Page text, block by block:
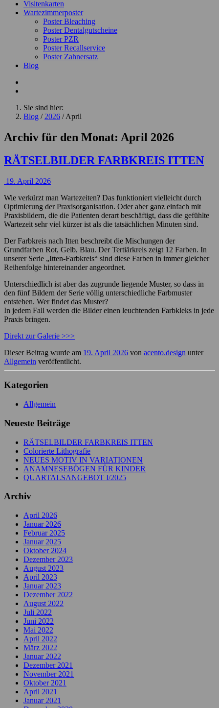
Visitenkarten
Wartezimmerposter
Poster Bleaching
Poster Dentalgutscheine
Poster PZR
Poster Recallservice
Poster Zahnersatz
Blog
Sie sind hier:
Blog / 2026 /April
Archiv für den Monat: April 2026
RÄTSELBILDER FARBKREIS ITTEN
19. April 2026
Wie verkürzt man Wartezeiten? Das funktioniert vielleicht durch
Optimierung der Praxisorganisation. Oder aber ganz einfach mit
Praxisbildern, die die Patienten derart beschäftigt, dass die gefühlte
Wartezeit sehr viel kürzer ist als die tatsächlichen Minuten sind.
Der Farbkreis nach Itten beschreibt die Mischungen der
Grundfarben Rot, Gelb, Blau. Der Tertiärkreis zeigt 12 Farben. In
unserer Serie „Itten-Farbkreis“ sind diese Farben in immer gleicher
Reihenfolge hintereinander angeordnet.
Unterschiedlich ist aber das zugrunde liegende Muster, so dass in
den fünf Bildern der Serie völlig unterschiedliche Farbmuster
entstehen. Wer findet das Muster?
In jedem Fall werden die Bilder einen leuchtenden Farbkleks in jede
Praxis bringen.
Direkt zur Galerie >>>
Dieser Beitrag wurde am 19. April 2026 von acento.design unter
Allgemein veröffentlicht.
Kategorien
Allgemein
Neueste Beiträge
RÄTSELBILDER FARBKREIS ITTEN
Colorierte Lithografie
NEUES MOTIV IN VARIATIONEN
ANAMNESEBÖGEN FÜR KINDER
QUARTALSANGEBOT I/2025
Archiv
April 2026
Januar 2026
Februar 2025
Januar 2025
Oktober 2024
Dezember 2023
August 2023
April 2023
Januar 2023
Dezember 2022
August 2022
Juli 2022
Juni 2022
Mai 2022
April 2022
März 2022
Januar 2022
Dezember 2021
November 2021
Oktober 2021
April 2021
Januar 2021